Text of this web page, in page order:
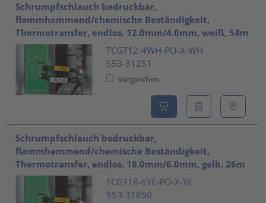
Schrumpfschlauch bedruckbar,
flammhemmend/chemische Beständigkeit,
Thermotransfer, endlos, 12.0mm/4.0mm, weiß, 54m
TCGT12-4WH-PO-X-WH
553-31251
Vergleichen
Schrumpfschlauch bedruckbar,
flammhemmend/chemische Beständigkeit,
Thermotransfer, endlos, 18.0mm/6.0mm, gelb, 26m
TCGT18-6YE-PO-X-YE
553-31850